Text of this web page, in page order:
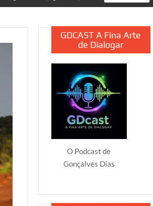
GDCAST A Fina Arte
de Dialogar
O Podcast de
Gonçalves Dias